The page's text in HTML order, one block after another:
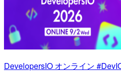
DevelopersIO オンライン